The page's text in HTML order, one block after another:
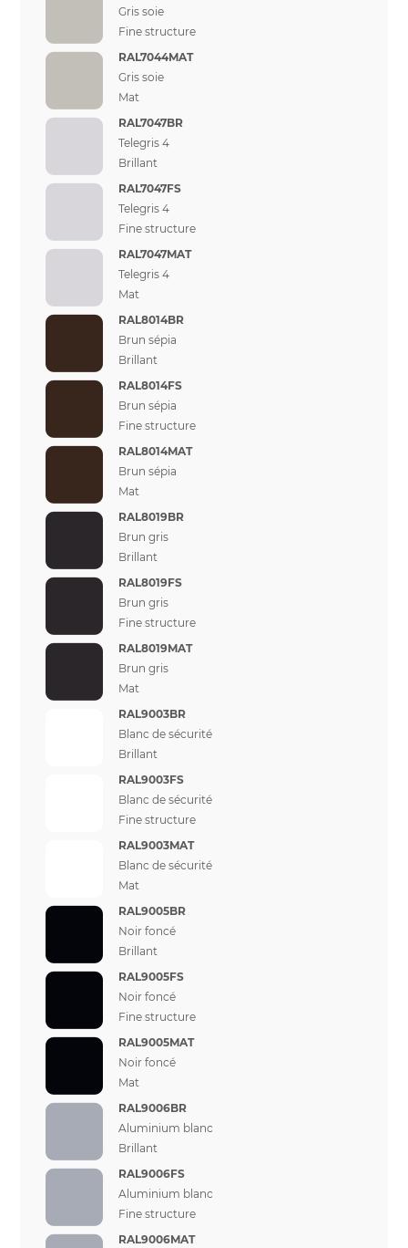
Gris soie
Fine structure
RAL7044MAT
Gris soie
Mat
RAL7047BR
Telegris 4
Brillant
RAL7047FS
Telegris 4
Fine structure
RAL7047MAT
Telegris 4
Mat
RAL8014BR
Brun sépia
Brillant
RAL8014FS
Brun sépia
Fine structure
RAL8014MAT
Brun sépia
Mat
RAL8019BR
Brun gris
Brillant
RAL8019FS
Brun gris
Fine structure
RAL8019MAT
Brun gris
Mat
RAL9003BR
Blanc de sécurité
Brillant
RAL9003FS
Blanc de sécurité
Fine structure
RAL9003MAT
Blanc de sécurité
Mat
RAL9005BR
Noir foncé
Brillant
RAL9005FS
Noir foncé
Fine structure
RAL9005MAT
Noir foncé
Mat
RAL9006BR
Aluminium blanc
Brillant
RAL9006FS
Aluminium blanc
Fine structure
RAL9006MAT